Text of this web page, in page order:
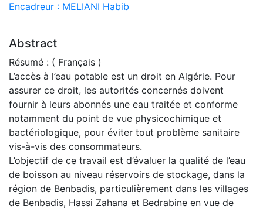
Encadreur : MELIANI Habib
Abstract
Résumé : ( Français )
L’accès à l’eau potable est un droit en Algérie. Pour
assurer ce droit, les autorités concernés doivent
fournir à leurs abonnés une eau traitée et conforme
notamment du point de vue physicochimique et
bactériologique, pour éviter tout problème sanitaire
vis-à-vis des consommateurs.
L’objectif de ce travail est d’évaluer la qualité de l’eau
de boisson au niveau réservoirs de stockage, dans la
région de Benbadis, particulièrement dans les villages
de Benbadis, Hassi Zahana et Bedrabine en vue de